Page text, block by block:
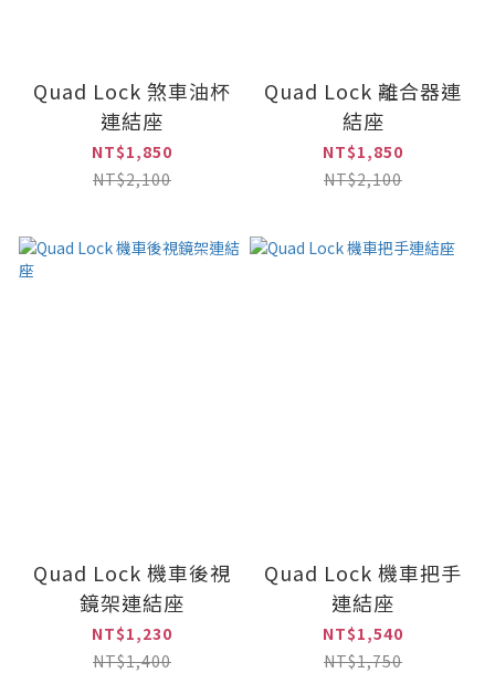
Quad Lock 煞車油杯
連結座
NT$1,850
NT$2,100
Quad Lock 離合器連
結座
NT$1,850
NT$2,100
Quad Lock 機車後視
鏡架連結座
NT$1,230
NT$1,400
Quad Lock 機車把手
連結座
NT$1,540
NT$1,750